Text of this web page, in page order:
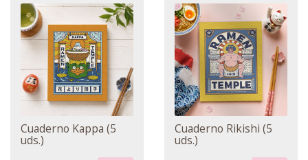
Cuaderno Kappa (5
uds.)
Cuaderno Rikishi (5
uds.)